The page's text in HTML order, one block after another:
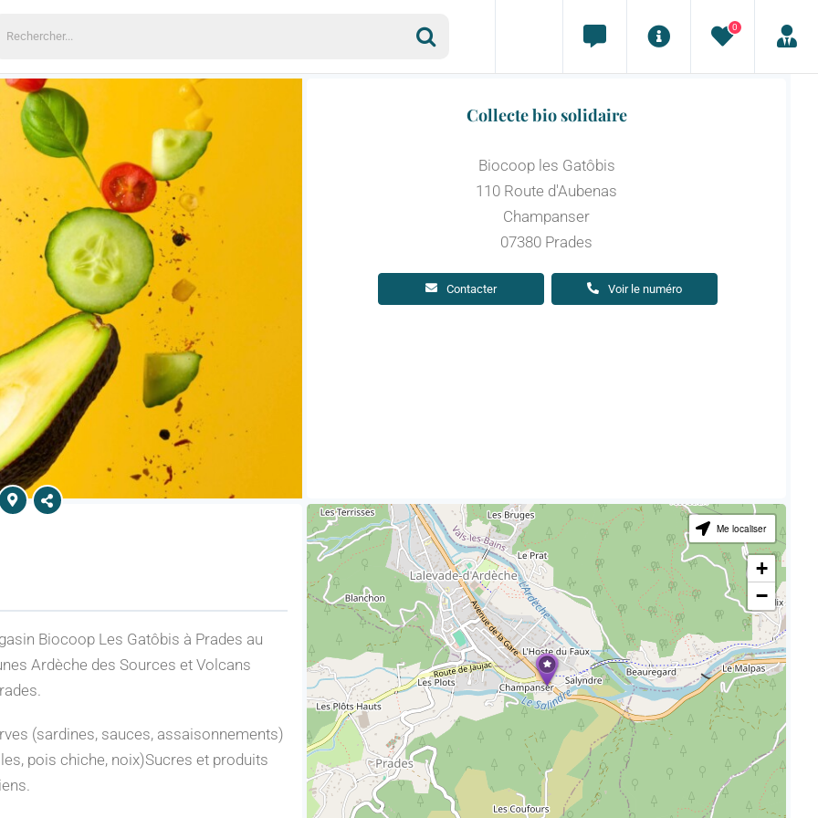
0
Collecte bio solidaire
Biocoop les Gatôbis
110 Route d'Aubenas
Champanser
07380 Prades
Contacter Voir le numéro
Biocoop Les Gatôbis à Prades au
Ardèche des Sources et Volcans
(sardines, sauces, assaisonnements)
pois chiche, noix)Sucres et produits
Me localiser
+
−